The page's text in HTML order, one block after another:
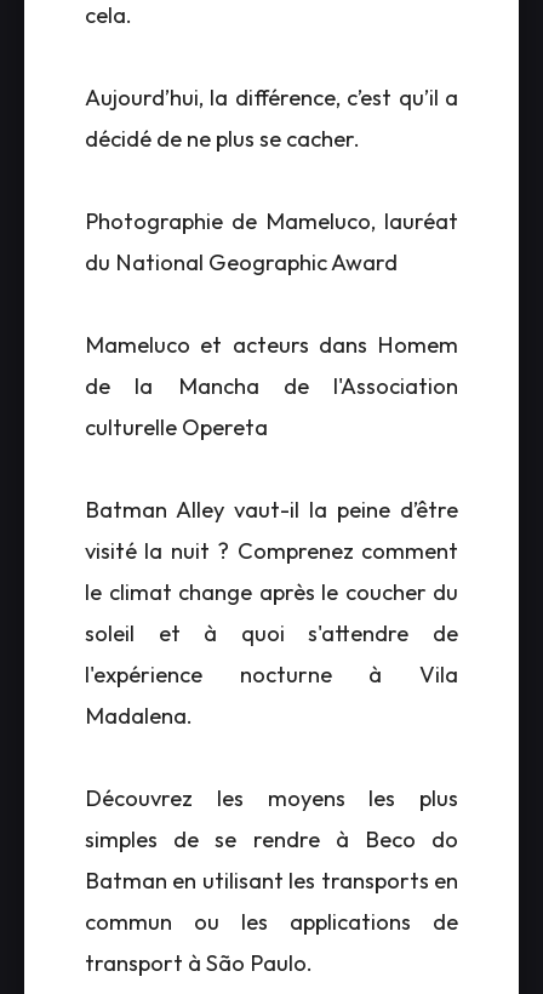
cela.
Aujourd’hui, la différence, c’est qu’il a
décidé de ne plus se cacher.
Photographie de Mameluco, lauréat
du National Geographic Award
Mameluco et acteurs dans Homem
de la Mancha de l'Association
culturelle Opereta
Batman Alley vaut-il la peine d’être
visité la nuit ? Comprenez comment
le climat change après le coucher du
soleil et à quoi s'attendre de
l'expérience nocturne à Vila
Madalena.
Découvrez les moyens les plus
simples de se rendre à Beco do
Batman en utilisant les transports en
commun ou les applications de
transport à São Paulo.